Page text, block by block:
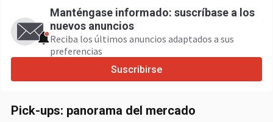
Manténgase informado: suscríbase a los
nuevos anuncios
Reciba los últimos anuncios adaptados a sus
preferencias
Suscribirse
Pick-ups: panorama del mercado